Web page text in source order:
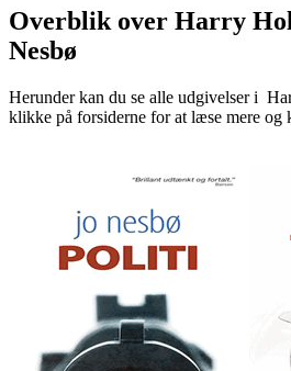
Overblik over Harry
Nesbø
Herunder kan du se alle udgivelser i
klikke på forsiderne for at læse mere og